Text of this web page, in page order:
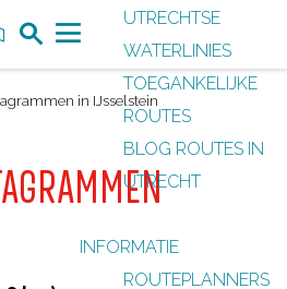
a
a
o
e
M
e
UTRECHTSE
WATERLINIES
TOEGANKELIJKE
ROUTES
BLOG ROUTES IN
UTRECHT
INFORMATIE
ROUTEPLANNERS
in IJsselstein